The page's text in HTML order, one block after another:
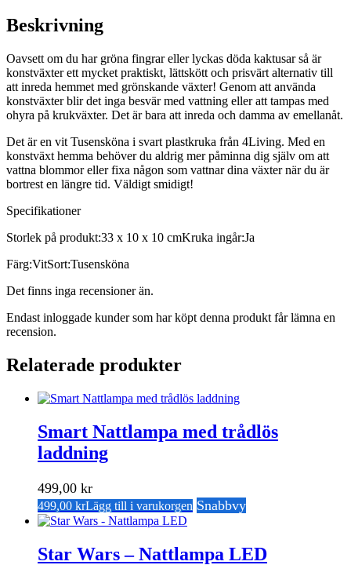
Beskrivning
Oavsett om du har gröna fingrar eller lyckas döda kaktusar så är
konstväxter ett mycket praktiskt, lättskött och prisvärt alternativ till
att inreda hemmet med grönskande växter! Genom att använda
konstväxter blir det inga besvär med vattning eller att tampas med
ohyra på krukväxter. Det är bara att inreda och damma av emellanåt.
Det är en vit Tusensköna i svart plastkruka från 4Living. Med en
konstväxt hemma behöver du aldrig mer påminna dig själv om att
vattna blommor eller fixa någon som vattnar dina växter när du är
bortrest en längre tid. Väldigt smidigt!
Specifikationer
Storlek på produkt:33 x 10 x 10 cmKruka ingår:Ja
Färg:VitSort:Tusensköna
Det finns inga recensioner än.
Endast inloggade kunder som har köpt denna produkt får lämna en
recension.
Relaterade produkter
Smart Nattlampa med trådlös
laddning
499,00 kr
499,00 krLägg till i varukorgen Snabbvy
Star Wars – Nattlampa LED